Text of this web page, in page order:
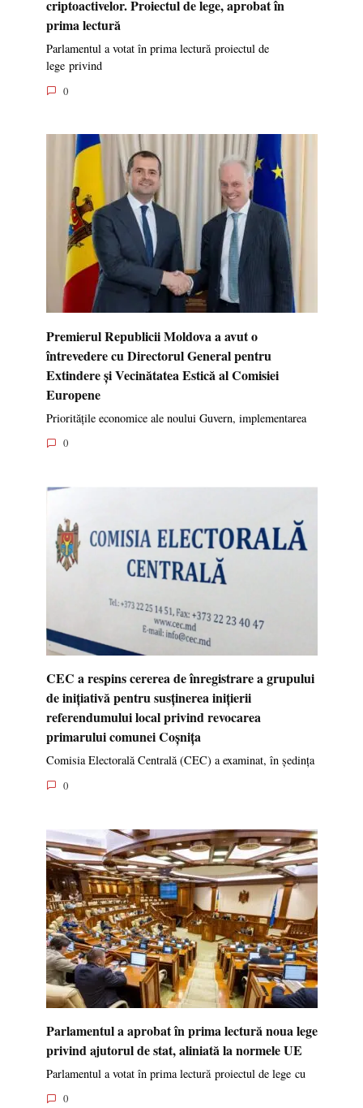
criptoactivelor. Proiectul de lege, aprobat în
prima lectură
Parlamentul a votat în prima lectură proiectul de
lege privind
0
Premierul Republicii Moldova a avut o
întrevedere cu Directorul General pentru
Extindere și Vecinătatea Estică al Comisiei
Europene
Prioritățile economice ale noului Guvern, implementarea
0
CEC a respins cererea de înregistrare a grupului
de inițiativă pentru susținerea inițierii
referendumului local privind revocarea
primarului comunei Coșnița
Comisia Electorală Centrală (CEC) a examinat, în ședința
0
Parlamentul a aprobat în prima lectură noua lege
privind ajutorul de stat, aliniată la normele UE
Parlamentul a votat în prima lectură proiectul de lege cu
0